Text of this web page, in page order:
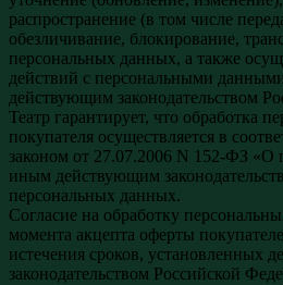
распространение (в том числе
обезличивание, блокирование,
персональных данных, а также
действий с персональными
действующим законодательством
Театр гарантирует, что обработка
покупателя осуществляется в
законом от 27.07.2006 N 152-ФЗ «О
иным действующим
персональных данных.
Согласие на обработку
момента акцепта оферты
истечения сроков, установленных
законодательством Российской